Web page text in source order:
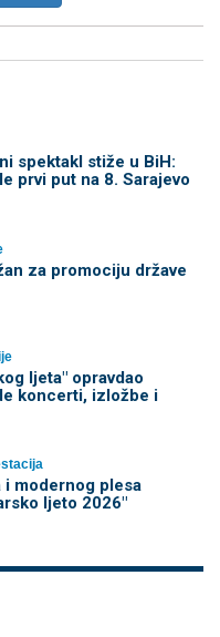
spektakl stiže u BiH:
prvi put na 8. Sarajevo
za promociju države
ljeta" opravdao
koncerti, izložbe i
modernog plesa
ljeto 2026"